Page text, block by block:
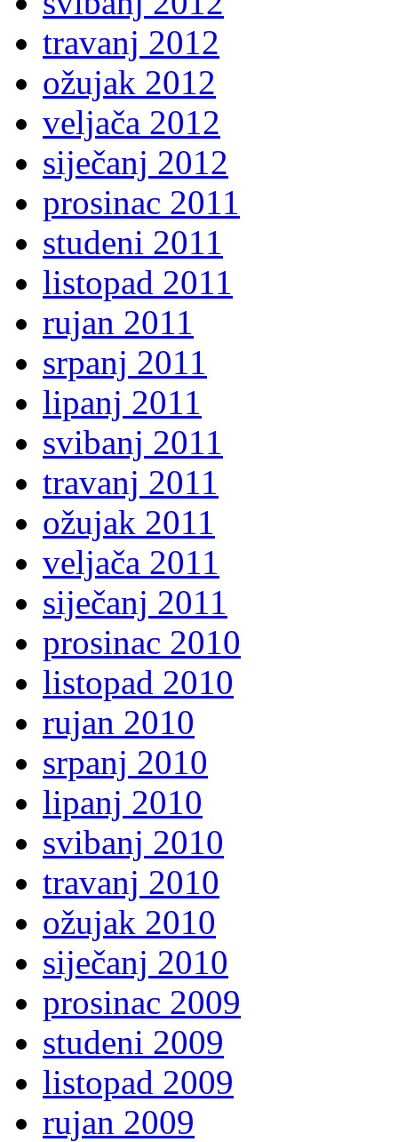
travanj 2012
ožujak 2012
veljača 2012
siječanj 2012
prosinac 2011
studeni 2011
listopad 2011
rujan 2011
srpanj 2011
lipanj 2011
svibanj 2011
travanj 2011
ožujak 2011
veljača 2011
siječanj 2011
prosinac 2010
listopad 2010
rujan 2010
srpanj 2010
lipanj 2010
svibanj 2010
travanj 2010
ožujak 2010
siječanj 2010
prosinac 2009
studeni 2009
listopad 2009
rujan 2009